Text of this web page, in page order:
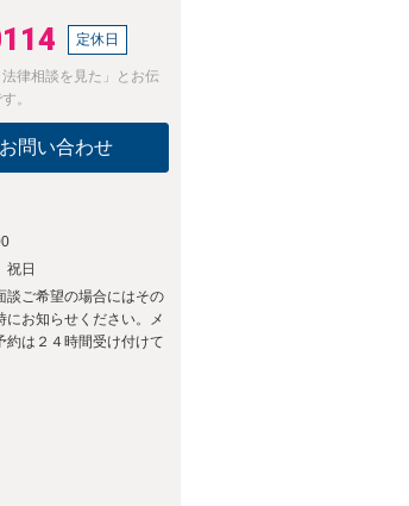
定休日
律相談を見た」とお伝
。
問い合わせ
祝日
談ご希望の場合にはその
にお知らせください。メ
約は２４時間受け付けて